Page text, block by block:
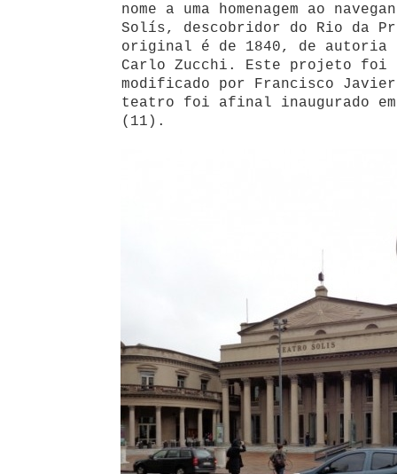
nome a uma homenagem ao
Solís, descobridor do Rio da
original é de 1840, de
Carlo Zucchi. Este projeto foi
modificado por Francisco Javier
teatro foi afinal inaugurado em
(11).